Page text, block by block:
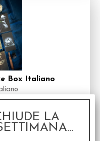
Box Italiano
LA